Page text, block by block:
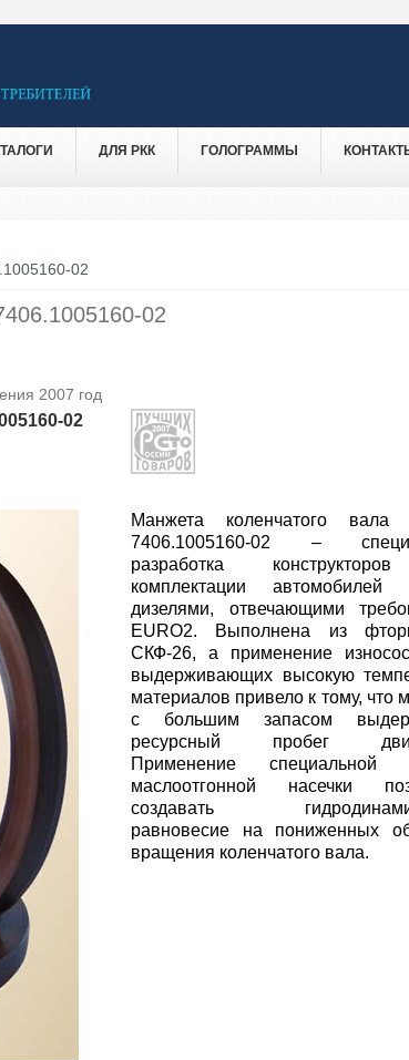
ДЛЯ РКК ГОЛОГРАММЫ
02
02
2007 год
02
Манжета коленчатого вала
7406.1005160-02 –
разработка
комплектации
дизелями, отвечающими
EURO2. Выполнена из
СКФ-26, а применение
выдерживающих высокую
материалов привело к тому, что
с большим запасом
ресурсный пробег
Применение специальной
маслоотгонной насечки
создавать
равновесие на пониженных
вращения коленчатого вала.